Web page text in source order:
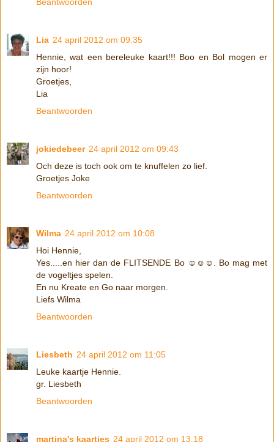
Lia 24 april 2012 om 09:35
Hennie, wat een bereleuke kaart!!! Boo en Bol mogen er
zijn hoor!
Groetjes,
Lia
Beantwoorden
jokiedebeer 24 april 2012 om 09:43
Och deze is toch ook om te knuffelen zo lief.
Groetjes Joke
Beantwoorden
Wilma 24 april 2012 om 10:08
Hoi Hennie,
Yes.....en hier dan de FLITSENDE Bo ☺☺☺. Bo mag met
de vogeltjes spelen.
En nu Kreate en Go naar morgen.
Liefs Wilma
Beantwoorden
Liesbeth 24 april 2012 om 11:05
Leuke kaartje Hennie.
gr. Liesbeth
Beantwoorden
martina's kaartjes 24 april 2012 om 13:18